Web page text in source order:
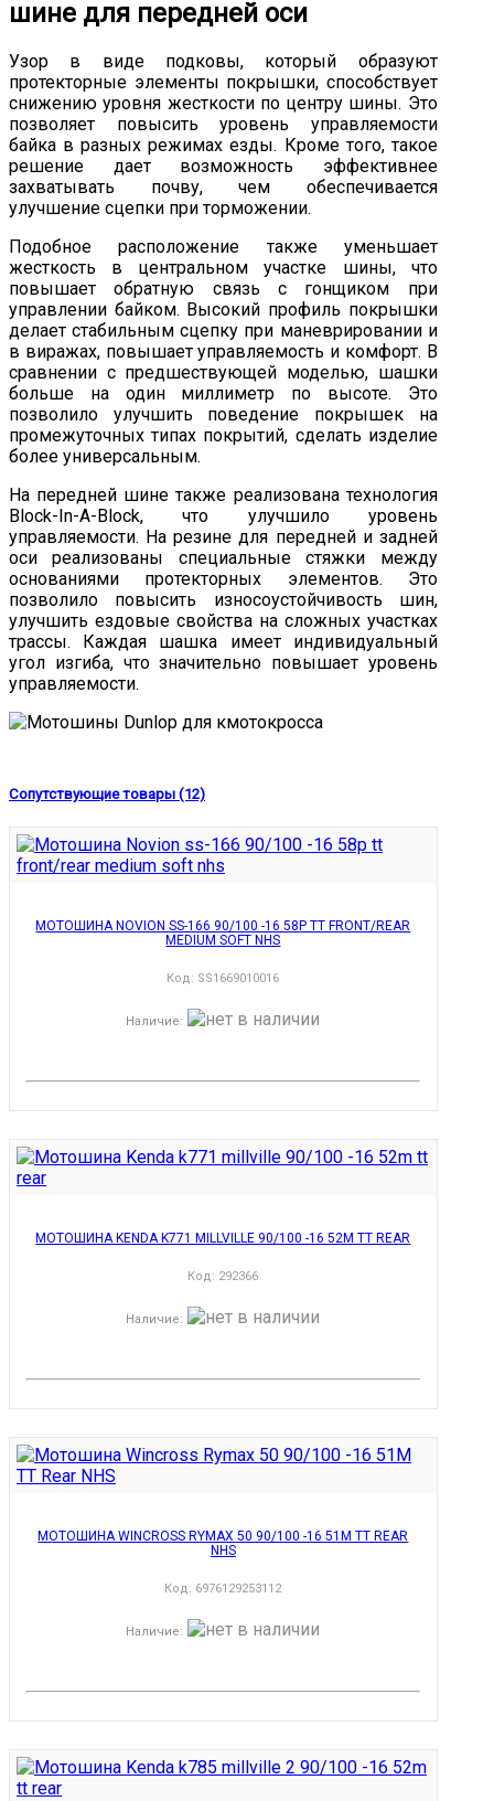
шине для передней оси
Узор в виде подковы, который образуют
протекторные элементы покрышки, способствует
снижению уровня жесткости по центру шины. Это
позволяет повысить уровень управляемости
байка в разных режимах езды. Кроме того, такое
решение дает возможность эффективнее
захватывать почву, чем обеспечивается
улучшение сцепки при торможении.
Подобное расположение также уменьшает
жесткость в центральном участке шины, что
повышает обратную связь с гонщиком при
управлении байком. Высокий профиль покрышки
делает стабильным сцепку при маневрировании и
в виражах, повышает управляемость и комфорт. В
сравнении с предшествующей моделью, шашки
больше на один миллиметр по высоте. Это
позволило улучшить поведение покрышек на
промежуточных типах покрытий, сделать изделие
более универсальным.
На передней шине также реализована технология
Block-In-A-Block, что улучшило уровень
управляемости. На резине для передней и задней
оси реализованы специальные стяжки между
основаниями протекторных элементов. Это
позволило повысить износоустойчивость шин,
улучшить ездовые свойства на сложных участках
трассы. Каждая шашка имеет индивидуальный
угол изгиба, что значительно повышает уровень
управляемости.
Сопутствующие товары (12)
МОТОШИНА NOVION SS-166 90/100 -16 58P TT FRONT/REAR
MEDIUM SOFT NHS
Код: SS1669010016
Наличие:
МОТОШИНА KENDA K771 MILLVILLE 90/100 -16 52M TT REAR
Код: 292366
Наличие:
МОТОШИНА WINCROSS RYMAX 50 90/100 -16 51M TT REAR
NHS
Код: 6976129253112
Наличие: